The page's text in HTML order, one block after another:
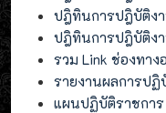
ปฎิทินการปฎิบัติง
ปฎิทินการปฎิบัติง
รวม Link ช่องทา
รายงานผลการป
แผนปฏิบัติราชกา